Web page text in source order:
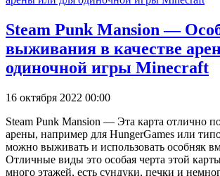
Steam Punk Mansion —
выживания в качестве
одиночной игры Minecraft
16 октября 2022 00:00
Steam Punk Mansion — Эта карта отлично
арены, например для HungerGames или
можно выживать и использовать особняк
Отличные виды это особая черта этой
много этажей, есть сундуки, печки и